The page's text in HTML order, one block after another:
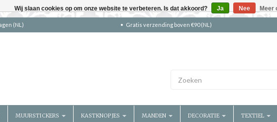
(NL) Gratis verzending boven €90 (NL)
MUURSTICKERS KASTKNOPJES MANDEN DECORATIE TEXTIEL
Wij slaan cookies op om onze website te verbeteren. Is dat akkoord? Ja Nee Meer